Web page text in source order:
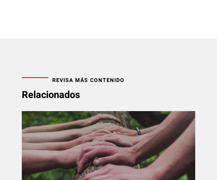
REVISA MÁS CONTENIDO
Relacionados